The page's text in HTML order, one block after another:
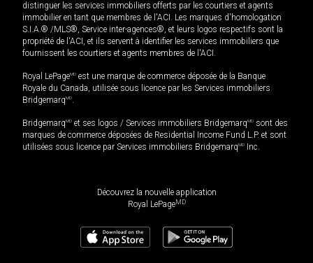
distinguer les services immobiliers offerts par les courtiers et agents
immobilier en tant que membres de l'ACI. Les marques d'homologation
S.I.A.® /MLS®, Service inter-agences®, et leurs logos respectifs sont la
propriété de l'ACI, et ils servent à identifier les services immobiliers que
fournissent les courtiers et agents membres de l'ACI.
Royal LePageMD est une marque de commerce déposée de la Banque
Royale du Canada, utilisée sous licence par les Services immobiliers
BridgemarqMD.
BridgemarqMD et ses logos / Services immobiliers BridgemarqMD sont des
marques de commerce déposées de Residential Income Fund L.P. et sont
utilisées sous licence par Services immobiliers BridgemarqMD Inc.
Découvrez la nouvelle application
Royal LePageMD